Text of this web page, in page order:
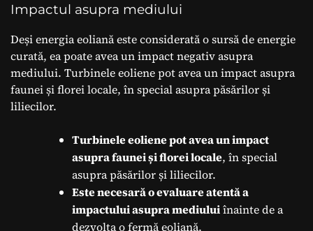
Impactul asupra mediului
Deși energia eoliană este considerată o sursă de energie
curată, ea poate avea un impact negativ asupra
mediului. Turbinele eoliene pot avea un impact asupra
faunei și florei locale, în special asupra păsărilor și
liliecilor.
Turbinele eoliene pot avea un impact
asupra faunei și florei locale, în special
asupra păsărilor și liliecilor.
Este necesară o evaluare atentă a
impactului asupra mediuluiînainte de a
dezvolta o fermă eoliană.